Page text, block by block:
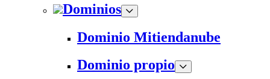
Dominios
Dominio Mitiendanube
Dominio propio